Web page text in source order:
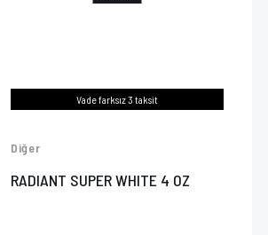
Vade farksız 3 taksit
Diğer
RADIANT SUPER WHITE 4 OZ